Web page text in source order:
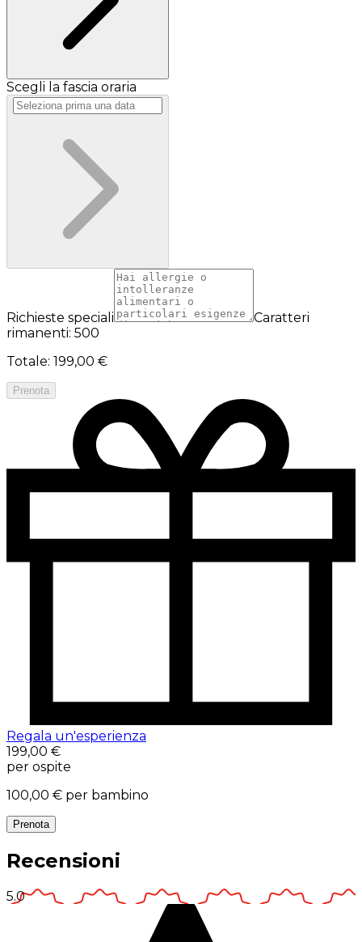
Scegli la fascia oraria
Richieste speciali
Caratteri
rimanenti: 500
Totale: 199,00 €
Prenota
Regala un'esperienza
199,00 €
per ospite
100,00 € per bambino
Prenota
Recensioni
5.0